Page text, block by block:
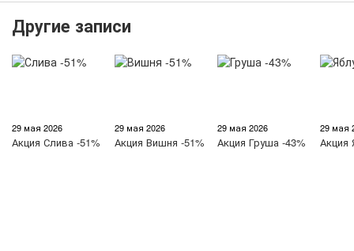
Другие записи
29 мая 2026
Акция Слива -51%
29 мая 2026
Акция Вишня -51%
29 мая 2026
Акция Груша -43%
29 мая
Акция